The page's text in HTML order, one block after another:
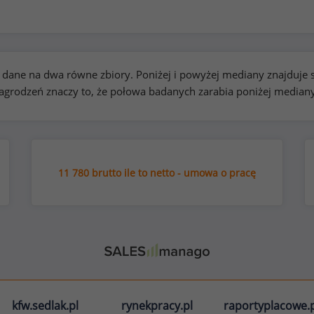
na dwa równe zbiory. Poniżej i powyżej mediany znajduje
znaczy to, że połowa badanych zarabia poniżej
11 780 brutto ile to netto - umowa o pracę
kfw.sedlak.pl rynekpracy.pl